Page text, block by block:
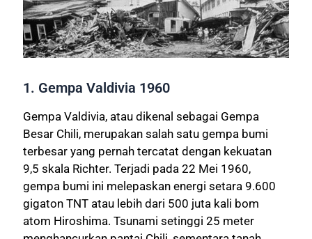
1. Gempa Valdivia 1960
Gempa Valdivia, atau dikenal sebagai Gempa
Besar Chili, merupakan salah satu gempa bumi
terbesar yang pernah tercatat dengan kekuatan
9,5 skala Richter. Terjadi pada 22 Mei 1960,
gempa bumi ini melepaskan energi setara 9.600
gigaton TNT atau lebih dari 500 juta kali bom
atom Hiroshima. Tsunami setinggi 25 meter